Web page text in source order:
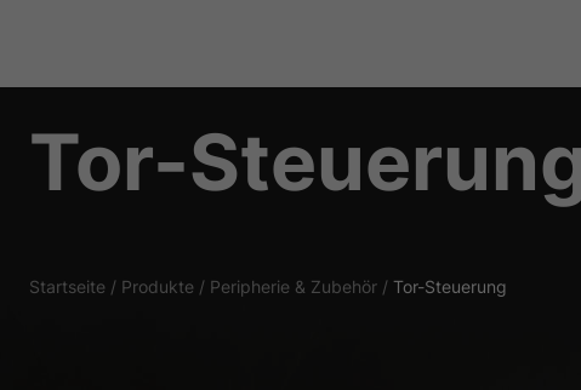
Tor-
Startseite / Produkte / Peripherie & Zubehör / Tor-Steuerung
Wir verwenden Cookies
andere uns helfen, diese
verarbeitet werden (z. B.
Weitere
Hier finden Sie eine
geben oder sich weitere
Alle akzeptieren